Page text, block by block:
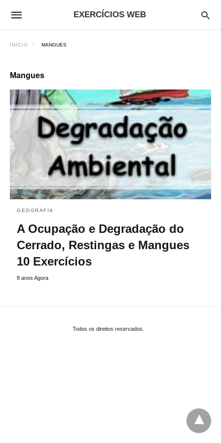
EXERCÍCIOS WEB
INÍCIO MANGUES
Mangues
GEOGRAFIA
A Ocupação e Degradação do
Cerrado, Restingas e Mangues
10 Exercícios
8 anos Agora
Todos os direitos reservados.